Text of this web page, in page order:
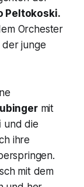
Peltokoski.
Orchester
junge
mit
und die
ihre
mit dem